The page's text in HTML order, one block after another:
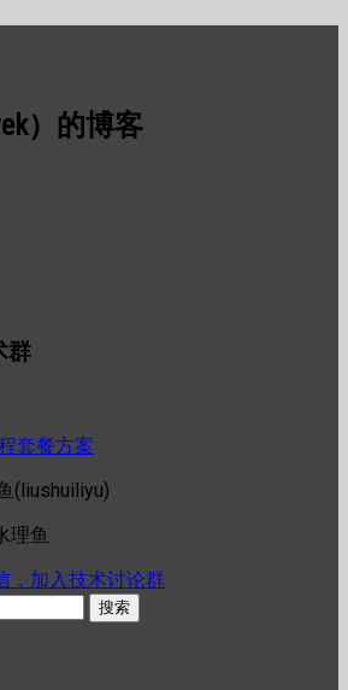
）的博客
群
套餐方案
理鱼
，加入技术讨论群